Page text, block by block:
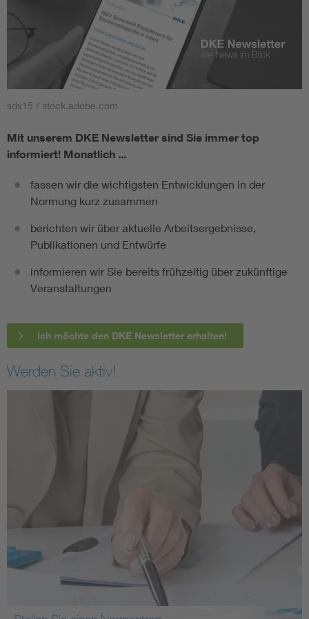
sdx15 / stock.adobe.com
Mit unserem DKE Newsletter sind Sie immer top
informiert! Monatlich ...
fassen wir die wichtigsten Entwicklungen in der
Normung kurz zusammen
berichten wir über aktuelle Arbeitsergebnisse,
Publikationen und Entwürfe
informieren wir Sie bereits frühzeitig über zukünftige
Veranstaltungen
Ich möchte den DKE Newsletter erhalten!
Werden Sie aktiv!